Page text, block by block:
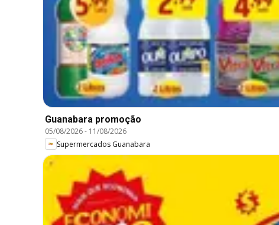
Guanabara promoção
05/08/2026- 11/08/2026
Supermercados Guanabara